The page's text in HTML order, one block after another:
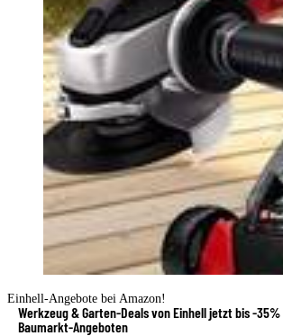
Einhell-Angebote bei Amazon!
Werkzeug & Garten-Deals von Einhell jetzt bis -
Baumarkt-Angeboten